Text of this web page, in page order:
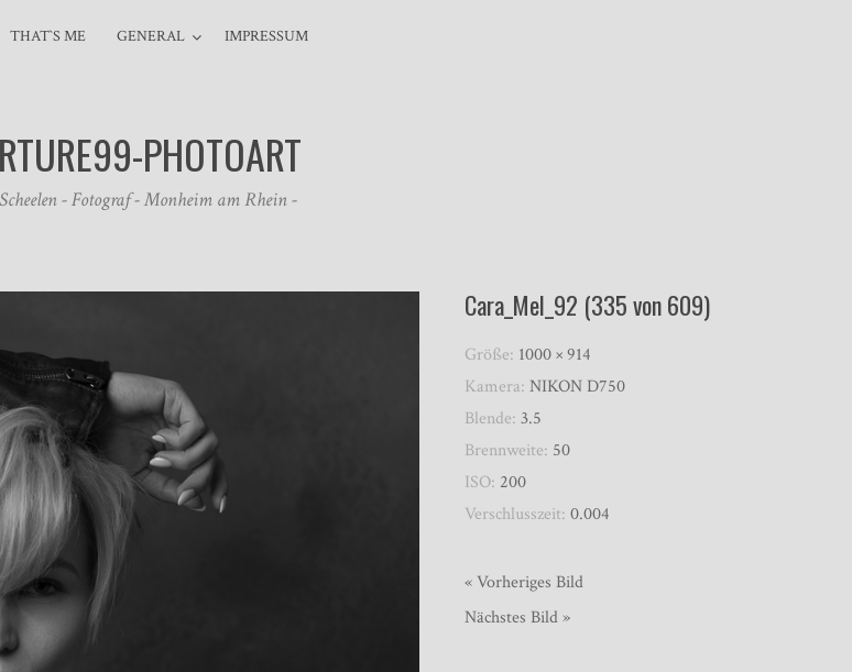
THAT`S ME GENERAL IMPRESSUM
PHOTOART
- Fotograf - Monheim am Rhein -
Cara_Mel_92 (335 von 609)
Größe: 1000 × 914
Kamera:NIKON D750
Blende:3.5
Brennweite: 50
ISO: 200
Verschlusszeit:0.004
« Vorheriges Bild
Nächstes Bild »